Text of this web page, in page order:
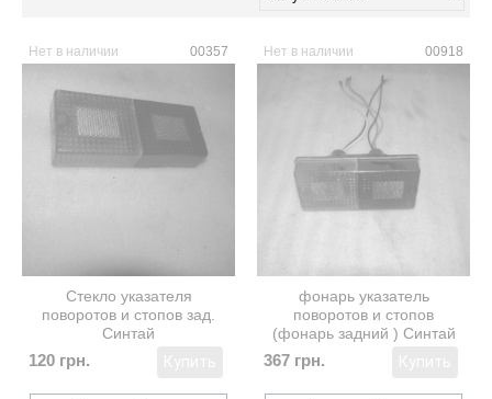
Нет в наличии 00357
Стекло указателя
поворотов и стопов зад.
Синтай
120 грн.
Нет в наличии 00918
фонарь указатель
поворотов и стопов
(фонарь задний ) Синтай
367 грн.